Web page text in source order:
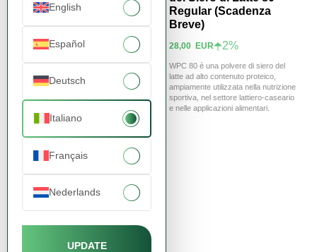
English
Español
Deutsch
Italiano
Français
Nederlands
UPDATE
Breve)
Il monoidrato di creatina 200 mesh è
una polvere di creatina micronizzata
ampiamente utilizzata nella nutrizione
sportiva e nei prodotti integratori
Visualizza prodotto
Regular (Scadenza
Breve)
28,00 EUR 2%
WPC 80 è una polvere di siero del
latte ad alto contenuto proteico,
ampiamente utilizzata nella nutrizione
sportiva, nel settore lattiero-caseario
e nelle applicazioni alimentari.